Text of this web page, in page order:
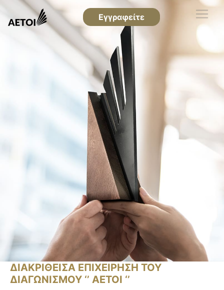
Εγγραφείτε
ΔΙΑΚΡΙΘΕΙΣΑ ΕΠΙΧΕΙΡΗΣΗ ΤΟΥ
ΔΙΑΓΩΝΙΣΜΟΥ ‘’ ΑΕΤΟΙ ‘’